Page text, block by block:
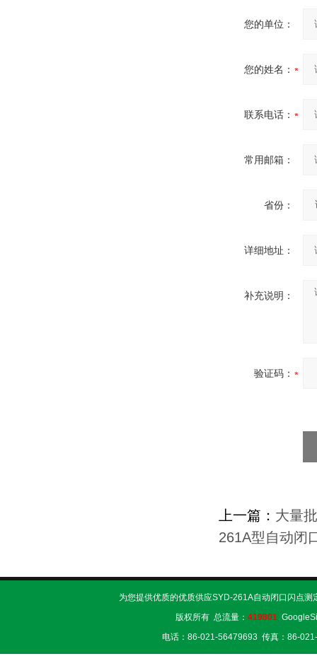
您的单位：
您的姓名：
联系电话：
常用邮箱：
省份：
详细地址：
补充说明：
验证码：
上一篇： 大量
261A型自动闭
为您提供优质的优质供应SYD-261A自动闭口闪点
版权所有 总流量： 419801
电话：86-021-56479693 传真：86-